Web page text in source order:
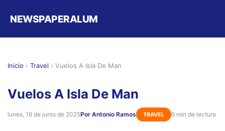
NEWSPAPERALUM
Inicio › Travel › Vuelos A Isla De Man
Vuelos A Isla De Man
lunes, 16 de junio de 2025Por Antonio Ramos TRAVEL 6 min de lectura